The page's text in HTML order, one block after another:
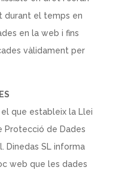
durant el temps en
en la web i fins
vàlidament per
que estableix la Llei
Protecció de Dades
Dinedas SL informa
web que les dades